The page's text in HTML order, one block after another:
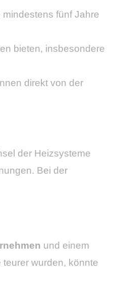
mindestens fünf Jahre
bieten, insbesondere
direkt von der
der Heizsysteme
Bei der
und einem
wurden, könnte